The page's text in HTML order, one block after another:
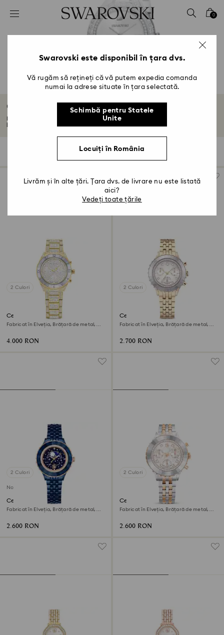
Accesskeys list
2 - Subsol
3 - Filtrare
4 - Rezultatele căutării
0
Ceasuri cu brățară metalică
Metalul merge la orice. Inspirați-vă din mișcarea fluidă a ceasurilor cu
Filtre
după
2 Culori
Ceas Dextera lux
Fabricat în Elveția, Brățară de metal,
4.000 RON
2 Culori
Ceas Octea chrono
Fabricat în Elveția, Brățară de metal,
2.700 RON
2 Culori
Nou
Ceas Octea moon
Fabricat în Elveția, Brățară de metal,
2.600 RON
2 Culori
Ceas Octea chrono
Fabricat în Elveția, Brățară de metal,
2.600 RON
Swarovski este disponibil în țara dvs.
Vă rugăm să rețineți că vă putem expedia comanda
numai la adrese situate în țara selectată.
Schimbă pentru Statele
Unite
Locuiți în România
Livrăm și în alte țări. Țara dvs. de livrare nu este listată
aici?
Vedeți toate țările